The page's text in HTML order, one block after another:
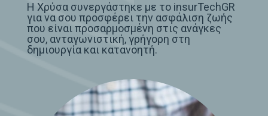
Η Χρύσα συνεργάστηκε με το insurTechGR
γιανα σου προσφέρει την ασφάλιση ζωής
που είναι προσαρμοσμένη στις ανάγκες
σου, ανταγωνιστική, γρήγορη στη
δημιουργία και κατανοητή.